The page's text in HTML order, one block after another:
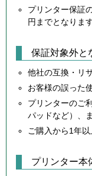
プリンター保証
円までとなります
保証対象外と
他社の互換・リ
お客様の誤った
プリンターのご
パッドなど）、
ご購入から1年以
プリンター本